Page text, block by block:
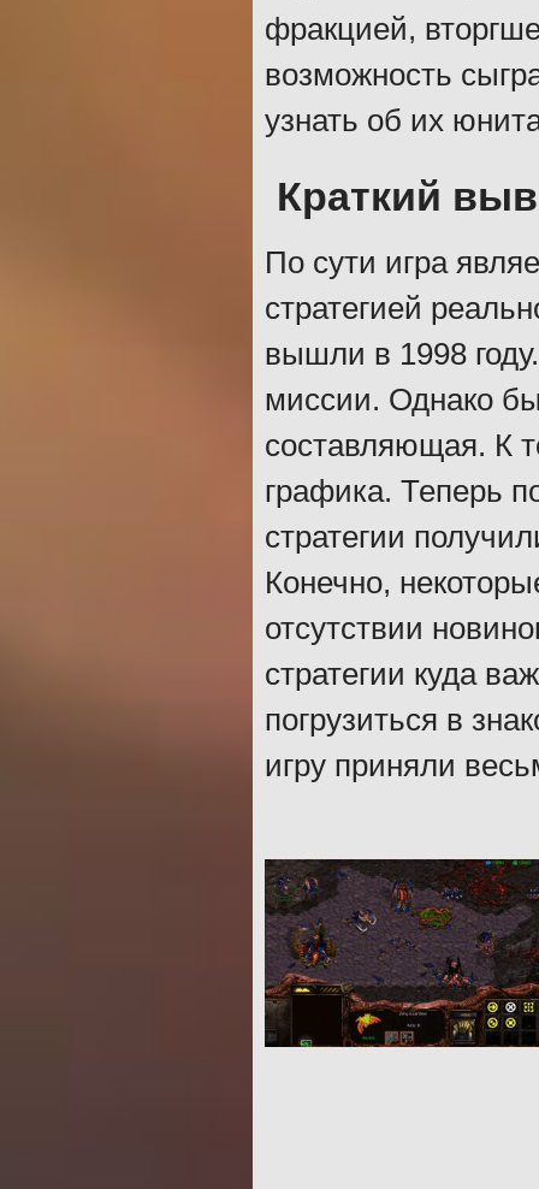
фракцией,
возможность
узнать об их
Краткий
По сути игра
стратегией
вышли в 1998
миссии. Однако
составляющая. К
графика. Теперь
стратегии
Конечно,
отсутствии
стратегии куда
погрузиться в
игру приняли